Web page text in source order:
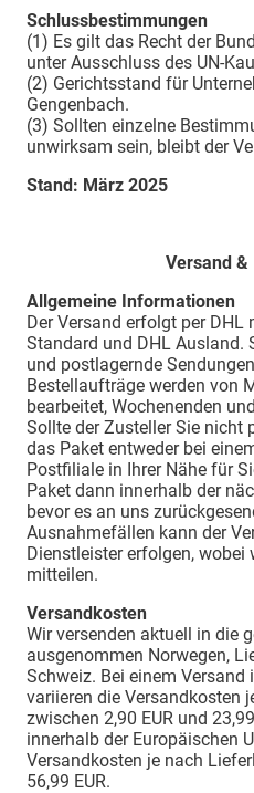
Schlussbestimmungen
(1) Es gilt das Recht der
unter Ausschluss des UN-
(2) Gerichtsstand für
Gengenbach.
(3) Sollten einzelne
unwirksam sein, bleibt der
Stand: März 2025
Versand
Allgemeine Informationen
Der Versand erfolgt per DHL
Standard und DHL Ausland.
und postlagernde
Bestellaufträge werden von
bearbeitet, Wochenenden
Sollte der Zusteller Sie nicht
das Paket entweder bei
Postfiliale in Ihrer Nähe für
Paket dann innerhalb der
bevor es an uns
Ausnahmefällen kann der
Dienstleister erfolgen, wobei
mitteilen.
Versandkosten
Wir versenden aktuell in die
ausgenommen Norwegen,
Schweiz. Bei einem
variieren die Versandkosten
zwischen 2,90 EUR und
innerhalb der Europäischen
Versandkosten je nach
56,99 EUR.